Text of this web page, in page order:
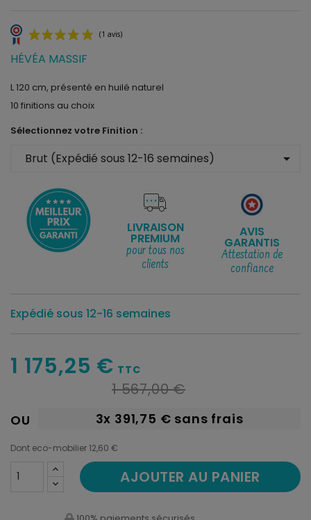
HÉVÉA MASSIF
L 120 cm, présenté en huilé naturel
10 finitions au choix
Sélectionnez votre Finition :
arrow_drop_down
LIVRAISON
PREMIUM
pour tous nos
clients
AVIS
GARANTIS
Attestation de
confiance
Expédié sous 12-16 semaines
1 175,25 € TTC
1 567,00 €
OU 3x 391,75 € sans frais
Dont eco-mobilier 12,60 €
AJOUTER AU PANIER